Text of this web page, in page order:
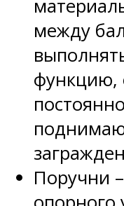
между
функцию,
Поручни